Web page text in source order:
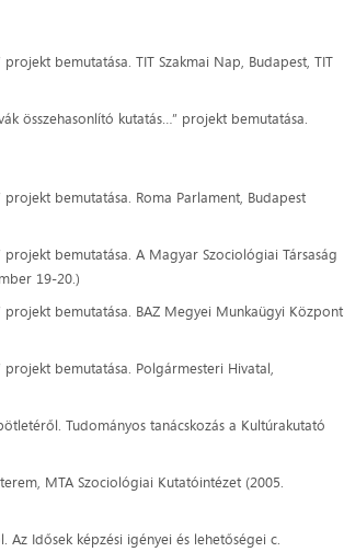
bemutatása. TIT Szakmai Nap, Budapest, TIT
összehasonlító kutatás…” projekt bemutatása.
bemutatása. Roma Parlament, Budapest
bemutatása. A Magyar Szociológiai Társaság
19-20.)
projekt bemutatása. BAZ Megyei Munkaügyi Központ
bemutatása. Polgármesteri Hivatal,
Tudományos tanácskozás a Kultúrakutató
MTA Szociológiai Kutatóintézet (2005.
Idősek képzési igényei és lehetőségei c.